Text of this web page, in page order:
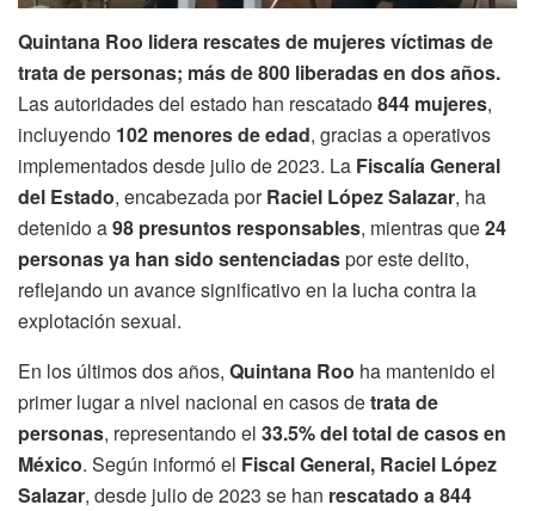
Quintana Roo lidera rescates de mujeres víctimas de
trata de personas; más de 800 liberadas en dos años.
Las autoridades del estado han rescatado844 mujeres,
incluyendo 102 menores de edad, gracias a operativos
implementados desde julio de 2023. La Fiscalía General
del Estado, encabezada porRaciel López Salazar, ha
detenido a98 presuntos responsables, mientras que24
personas ya han sido sentenciadaspor este delito,
reflejando un avance significativo en la lucha contra la
explotación sexual.
En los últimos dos años, Quintana Roo ha mantenido el
primer lugar a nivel nacional en casos detrata de
personas, representando el 33.5% del total de casos en
México. Según informó el Fiscal General, Raciel López
Salazar, desde julio de 2023 se han rescatado a 844